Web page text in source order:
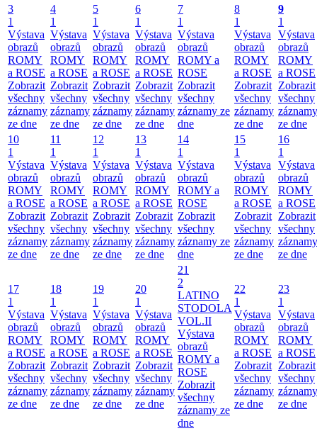
3
1
Výstava
obrazů
ROMY
a ROSE
Zobrazit
všechny
záznamy
ze dne
4
1
Výstava
obrazů
ROMY
a ROSE
Zobrazit
všechny
záznamy
ze dne
5
1
Výstava
obrazů
ROMY
a ROSE
Zobrazit
všechny
záznamy
ze dne
6
1
Výstava
obrazů
ROMY
a ROSE
Zobrazit
všechny
záznamy
ze dne
7
1
Výstava
obrazů
ROMY a
ROSE
Zobrazit
všechny
záznamy ze
dne
8
1
Výstava
obrazů
ROMY
a ROSE
Zobrazit
všechny
záznamy
ze dne
9
1
Výstava
obrazů
ROMY
a ROSE
Zobrazit
všechny
záznamy
ze dne
10
1
Výstava
obrazů
ROMY
a ROSE
Zobrazit
všechny
záznamy
ze dne
11
1
Výstava
obrazů
ROMY
a ROSE
Zobrazit
všechny
záznamy
ze dne
12
1
Výstava
obrazů
ROMY
a ROSE
Zobrazit
všechny
záznamy
ze dne
13
1
Výstava
obrazů
ROMY
a ROSE
Zobrazit
všechny
záznamy
ze dne
14
1
Výstava
obrazů
ROMY a
ROSE
Zobrazit
všechny
záznamy ze
dne
15
1
Výstava
obrazů
ROMY
a ROSE
Zobrazit
všechny
záznamy
ze dne
16
1
Výstava
obrazů
ROMY
a ROSE
Zobrazit
všechny
záznamy
ze dne
17
1
Výstava
obrazů
ROMY
a ROSE
Zobrazit
všechny
záznamy
ze dne
18
1
Výstava
obrazů
ROMY
a ROSE
Zobrazit
všechny
záznamy
ze dne
19
1
Výstava
obrazů
ROMY
a ROSE
Zobrazit
všechny
záznamy
ze dne
20
1
Výstava
obrazů
ROMY
a ROSE
Zobrazit
všechny
záznamy
ze dne
21
2
LATINO
STODOLA
VOL.II
Výstava
obrazů
ROMY a
ROSE
Zobrazit
všechny
záznamy ze
dne
22
1
Výstava
obrazů
ROMY
a ROSE
Zobrazit
všechny
záznamy
ze dne
23
1
Výstava
obrazů
ROMY
a ROSE
Zobrazit
všechny
záznamy
ze dne